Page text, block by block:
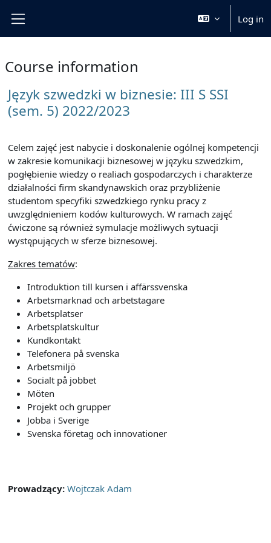
Log in
Course information
Język szwedzki w biznesie: III S SSI
(sem. 5) 2022/2023
Celem zajęć jest nabycie i doskonalenie ogólnej kompetencji
w zakresie komunikacji biznesowej w języku szwedzkim,
pogłębienie wiedzy o realiach gospodarczych i charakterze
działalności firm skandynawskich oraz przybliżenie
studentom specyfiki szwedzkiego rynku pracy z
uwzględnieniem kodów kulturowych. W ramach zajęć
ćwiczone są również symulacje możliwych sytuacji
występujących w sferze biznesowej.
Zakres tematów:
Introduktion till kursen i affärssvenska
Arbetsmarknad och arbetstagare
Arbetsplatser
Arbetsplatskultur
Kundkontakt
Telefonera på svenska
Arbetsmiljö
Socialt på jobbet
Möten
Projekt och grupper
Jobba i Sverige
Svenska företag och innovationer
Prowadzący: Wojtczak Adam